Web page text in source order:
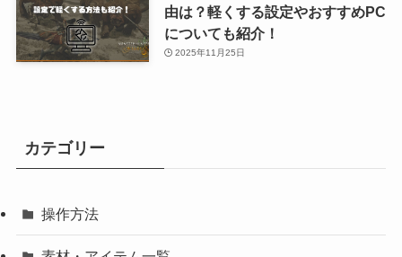
由は？軽くする設定やおすすめPC
についても紹介！
2025年11月25日
カテゴリー
操作方法